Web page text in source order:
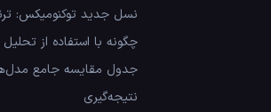
نتیجه‌گیری